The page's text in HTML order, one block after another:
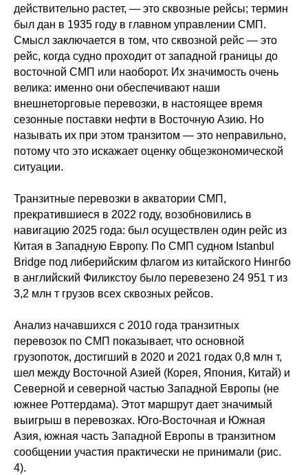
действительно растет, — это сквозные рейсы; термин
был дан в 1935 году в главном управлении СМП.
Смысл заключается в том, что сквозной рейс — это
рейс, когда судно проходит от западной границы до
восточной СМП или наоборот. Их значимость очень
велика: именно они обеспечивают наши
внешнеторговые перевозки, в настоящее время
сезонные поставки нефти в Восточную Азию. Но
называть их при этом транзитом — это неправильно,
потому что это искажает оценку общеэкономической
ситуации.
Транзитные перевозки в акватории СМП,
прекратившиеся в 2022 году, возобновились в
навигацию 2025 года: был осуществлен один рейс из
Китая в Западную Европу. По СМП судном Istanbul
Bridge под либерийским флагом из китайского Нингбо
в английский Филикстоу было перевезено 24 951 т из
3,2 млн т грузов всех сквозных рейсов.
Анализ начавшихся с 2010 года транзитных
перевозок по СМП показывает, что основной
грузопоток, достигший в 2020 и 2021 годах 0,8 млн т,
шел между Восточной Азией (Корея, Япония, Китай) и
Северной и северной частью Западной Европы (не
южнее Роттердама). Этот маршрут дает значимый
выигрыш в перевозках. Юго-Восточная и Южная
Азия, южная часть Западной Европы в транзитном
сообщении участия практически не принимали (рис.
4).